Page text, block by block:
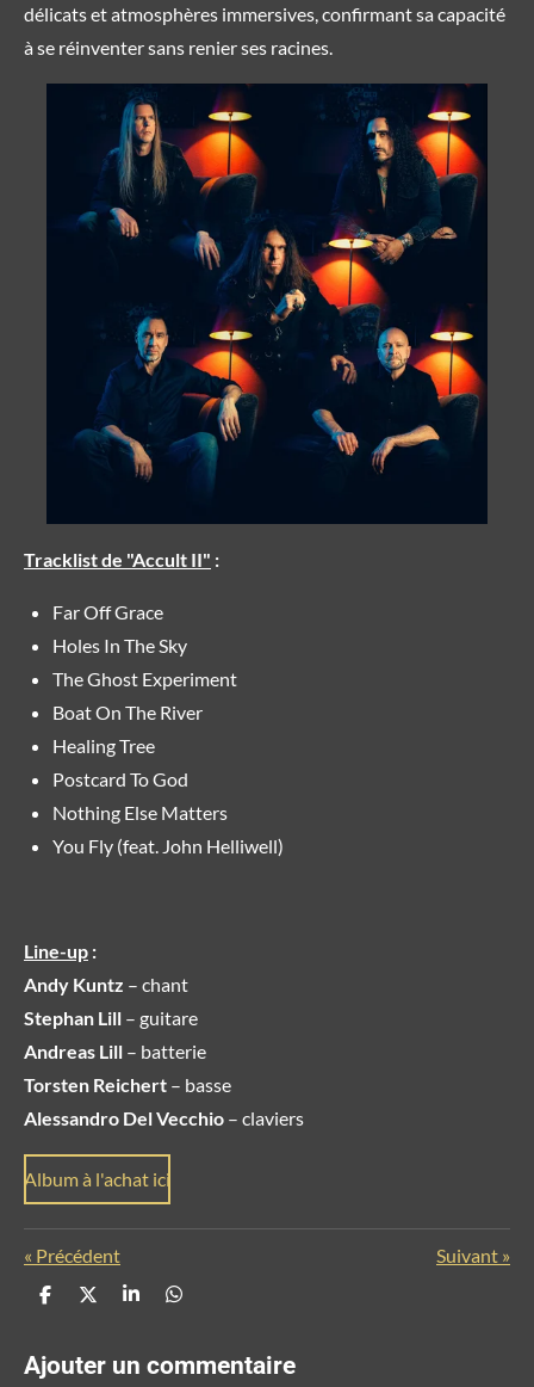
délicats et atmosphères immersives, confirmant sa capacité
à se réinventer sans renier ses racines.
Tracklist de "Accult II" :
Far Off Grace
Holes In The Sky
The Ghost Experiment
Boat On The River
Healing Tree
Postcard To God
Nothing Else Matters
You Fly (feat. John Helliwell)
Line-up :
Andy Kuntz – chant
Stephan Lill – guitare
Andreas Lill – batterie
Torsten Reichert – basse
Alessandro Del Vecchio – claviers
Album à l'achat ici
« Précédent Suivant »
P
t
a
P
t
a
P
t
a
P
t
a
Ajouter un commentaire